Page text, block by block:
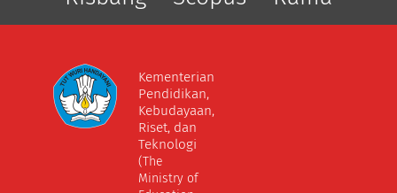
Kementerian
Pendidikan,
Kebudayaan,
Riset, dan
Teknologi
(The
Ministry of